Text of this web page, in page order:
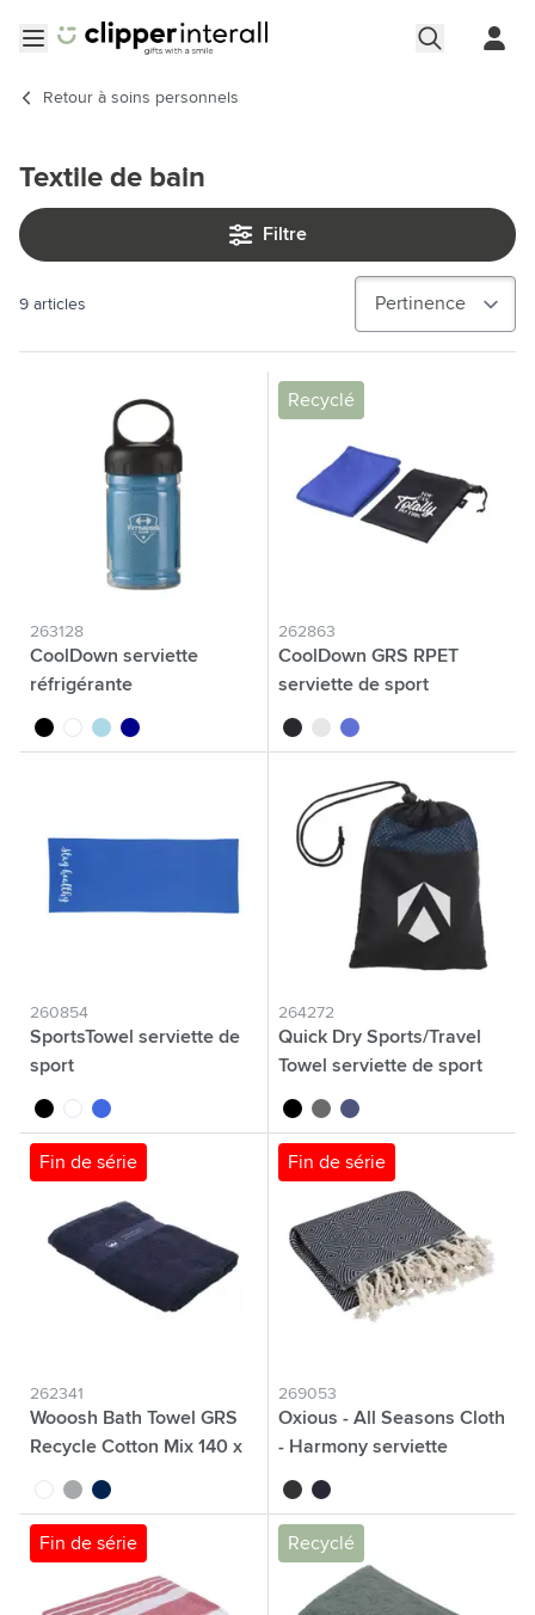
Retour à soins personnels
Textile de bain
Filtre
9 articles
263128
CoolDown serviette
réfrigérante
noir blancbleu clairbleu foncé
Recyclé
262863
CoolDown GRS RPET
serviette de sport
noir blancbleu
260854
SportsTowel serviette de
sport
noir blancbleu roi
264272
Quick Dry Sports/Travel
Towel serviette de sport
noir gris bleu
Fin de série
262341
Wooosh Bath Towel GRS
Recycle Cotton Mix 140 x
blancgris clairbleu marine
Fin de série
269053
Oxious - All Seasons Cloth
- Harmony serviette
noir bleu marine
Fin de série Recyclé